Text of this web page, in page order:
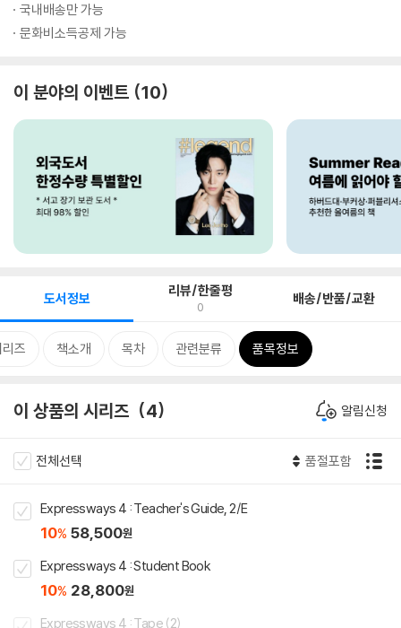
국내배송만 가능
문화비소득공제 가능
이 분야의 이벤트 10
도서정보 리뷰/한줄평
0 배송/반품/교환
즈 책소개 목차 관련분류 품목정보
이 상품의 시리즈 4 알림신청
전체선택 품절포함
Expressways 4 : Teacher's Guide, 2/E
10% 58,500원
Expressways 4 : Student Book
10% 28,800원
Expressways 4 : Tape (2)